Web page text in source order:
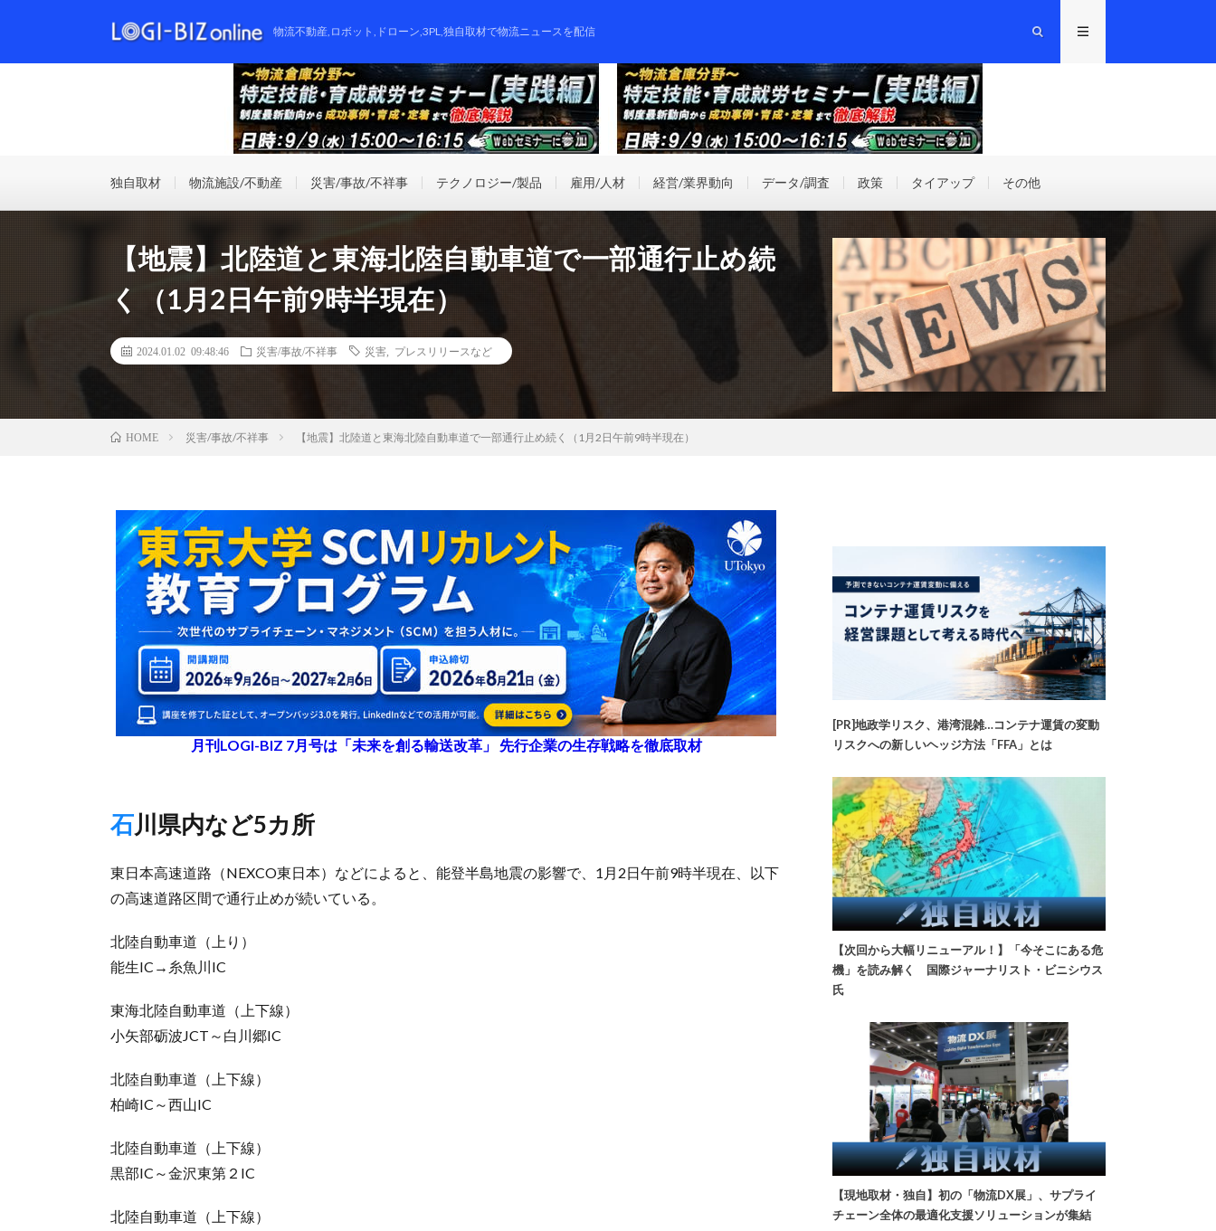
物流不動産,ロボット,ドローン,3PL,独自取材で物流ニュースを配信
独自取材 物流施設/不動産 災害/事故/不祥事 テクノロジー/製品 雇用/人材 経営/業界動向 データ/調査 政策 タイアップ その他
【地震】北陸道と東海北陸自動車道で一部通行止め続
く（1月2日午前9時半現在）
2024.01.02 09:48:46 災害/事故/不祥事 災害 プレスリリースなど
HOME 災害/事故/不祥事 【地震】北陸道と東海北陸自動車道で一部通行止め続く（1月2日午前9時半現在）
月刊LOGI-BIZ 7月号は「未来を創る輸送改革」 先行企業の生存戦略を徹底取材
石川県内など5カ所
東日本高速道路（NEXCO東日本）などによると、能登半島地震の影響で、1月2日午前9時半現在、以下
の高速道路区間で通行止めが続いている。
北陸自動車道（上り）
能生IC→糸魚川IC
東海北陸自動車道（上下線）
小矢部砺波JCT～白川郷IC
北陸自動車道（上下線）
柏崎IC～西山IC
北陸自動車道（上下線）
黒部IC～金沢東第２IC
北陸自動車道（上下線）
[PR]地政学リスク、港湾混雑…コンテナ運賃の変動
リスクへの新しいヘッジ方法「FFA」とは
【次回から大幅リニューアル！】「今そこにある危
機」を読み解く 国際ジャーナリスト・ビニシウス
氏
【現地取材・独自】初の「物流DX展」、サプライ
チェーン全体の最適化支援ソリューションが集結